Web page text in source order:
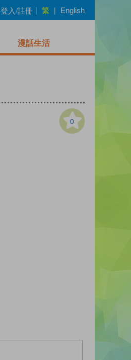
登入/註冊 | 繁 | English
漫話生活
0